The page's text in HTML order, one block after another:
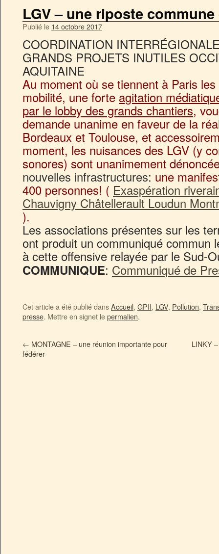
LGV – une riposte
Publié le 14 octobre 2017
COORDINATION
GRANDS PROJETS INUTILES
AQUITAINE
Au moment où se tiennent à Paris
mobilité, une forte agitation
par le lobby des grands chantiers,
demande unanime en faveur de la
Bordeaux et Toulouse, et
moment, les nuisances des LGV (y
sonores) sont unanimement
nouvelles infrastructures: une
400 personnes! ( Exaspération
Chauvigny Châtellerault Loudun
).
Les associations présentes sur les
ont produit un communiqué commun
à cette offensive relayée par le Sud-
COMMUNIQUE: Communiqué de
Cet article a été publié dansAccueil, GPII, LGV, Pollution,
presse. Mettre en signet lepermalien.
← MONTAGNE – une réunion importante pour
fédérer
LINKY